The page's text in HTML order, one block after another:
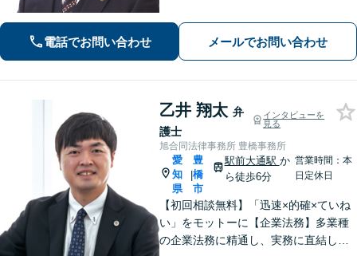
誠心誠意取り組みます。少しでもお悩
みがあれば、お気軽にご相談くださ
電話でお問い合わせ メールでお問い合わせ
乙井 翔太 弁
護士
インタビューを
見る
旭合同法律事務所 豊橋事務所
愛
知
県
|
豊
橋
市
駅前大通駅 か
ら徒歩6分
営業時間：本
日定休日
【初回相談無料】「迅速×的確×ていね
い」をモットーに【企業法務】多業種
の企業法務に精通し、実務に直結した